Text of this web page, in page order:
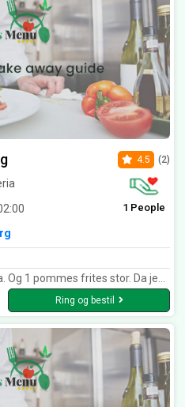
4.5 (2)
1 People
pizza var hjemlavet og smagte godt men mangel på karry eller hjemmelavet. Måske var der ikke karry på min karry pizza.
Ring og bestil